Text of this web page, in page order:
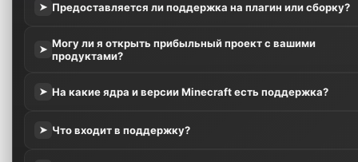
➤ Предоставляется ли поддержка на плагин или сборку?
➤ Могу ли я открыть прибыльный проект с вашими
продуктами?
➤ На какие ядра и версии Minecraft есть поддержка?
➤ Что входит в поддержку?